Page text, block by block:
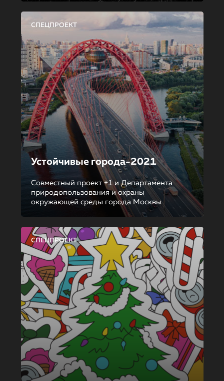
СПЕЦПРОЕКТ
Устойчивые города-2021
Совместный проект +1 и Департамента
природопользования и охраны
окружающей среды города Москвы
СПЕЦПРОЕКТ